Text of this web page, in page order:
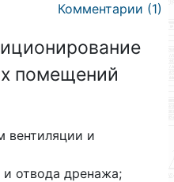
Комментарии (1)
помещений
вентиляции и
отвода дренажа;